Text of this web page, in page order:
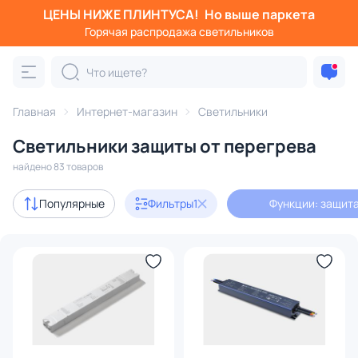
ЦЕНЫ НИЖЕ ПЛИНТУСА! Но выше паркета
Горячая распродажа светильников
Главная Интернет-магазин Светильники
Светильники защиты от перегрева
найдено 83 товаров
Популярные Фильтры1 Функции:
Фильтры
Категория:
Люстры Подвесные светильники Потолочные
В наличии 59
Умный дом